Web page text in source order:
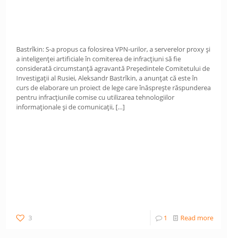
Bastrîkin: S-a propus ca folosirea VPN-urilor, a serverelor proxy și
a inteligenței artificiale în comiterea de infracțiuni să fie
considerată circumstanță agravantă Președintele Comitetului de
Investigații al Rusiei, Aleksandr Bastrîkin, a anunțat că este în
curs de elaborare un proiect de lege care înăsprește răspunderea
pentru infracțiunile comise cu utilizarea tehnologiilor
informaționale și de comunicații, […]
3 1 Read more